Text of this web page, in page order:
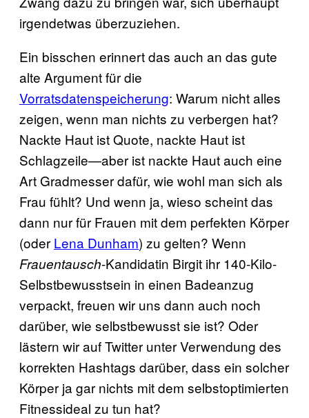
irgendetwas überzuziehen.
Ein bisschen erinnert das auch an das gute
alte Argument für die
Vorratsdatenspeicherung: Warum nicht alles
zeigen, wenn man nichts zu verbergen hat?
Nackte Haut ist Quote, nackte Haut ist
Schlagzeile—aber ist nackte Haut auch eine
Art Gradmesser dafür, wie wohl man sich als
Frau fühlt? Und wenn ja, wieso scheint das
dann nur für Frauen mit dem perfekten Körper
(oder Lena Dunham) zu gelten? Wenn
Frauentausch-Kandidatin Birgit ihr 140-Kilo-
Selbstbewusstsein in einen Badeanzug
verpackt, freuen wir uns dann auch noch
darüber, wie selbstbewusst sie ist? Oder
lästern wir auf Twitter unter Verwendung des
korrekten Hashtags darüber, dass ein solcher
Körper ja gar nichts mit dem selbstoptimierten
Fitnessideal zu tun hat?